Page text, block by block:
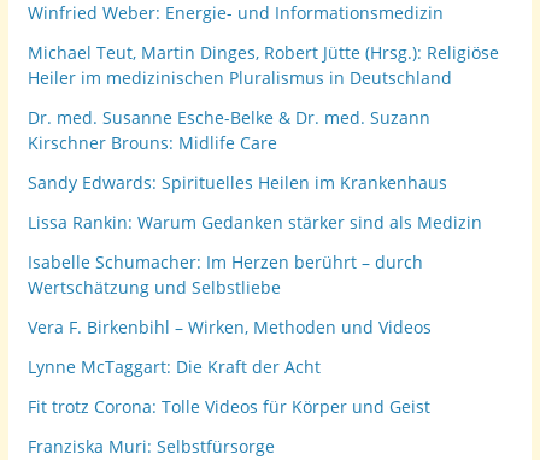
Winfried Weber: Energie- und Informationsmedizin
Michael Teut, Martin Dinges, Robert Jütte (Hrsg.): Religiöse
Heiler im medizinischen Pluralismus in Deutschland
Dr. med. Susanne Esche-Belke & Dr. med. Suzann
Kirschner Brouns: Midlife Care
Sandy Edwards: Spirituelles Heilen im Krankenhaus
Lissa Rankin: Warum Gedanken stärker sind als Medizin
Isabelle Schumacher: Im Herzen berührt – durch
Wertschätzung und Selbstliebe
Vera F. Birkenbihl – Wirken, Methoden und Videos
Lynne McTaggart: Die Kraft der Acht
Fit trotz Corona: Tolle Videos für Körper und Geist
Franziska Muri: Selbstfürsorge